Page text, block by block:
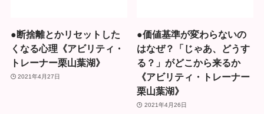
●断捨離とかリセットした
くなる心理《アビリティ・
トレーナー栗山葉湖》
2021年4月27日
●価値基準が変わらないの
はなぜ？「じゃあ、どうす
る？」がどこから来るか
《アビリティ・トレーナー
栗山葉湖》
2021年4月26日